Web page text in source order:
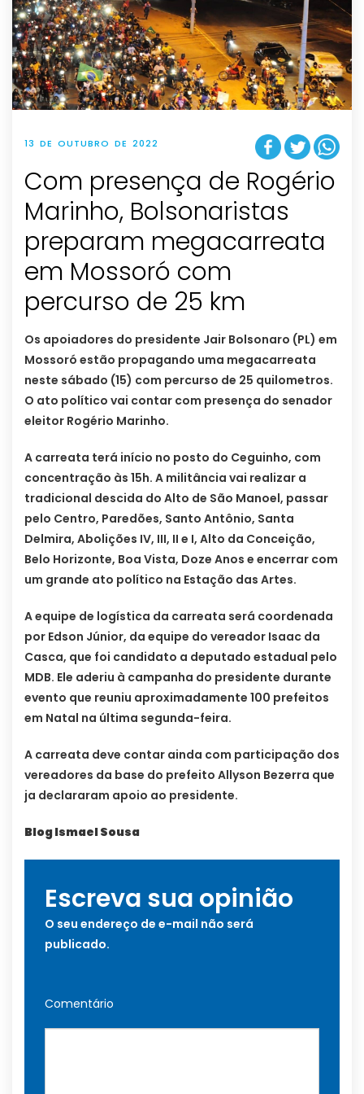
13 DE OUTUBRO DE 2022
Com presença de Rogério
Marinho, Bolsonaristas
preparam megacarreata
em Mossoró com
percurso de 25 km
Os apoiadores do presidente Jair Bolsonaro (PL) em
Mossoró estão propagando uma megacarreata
neste sábado (15) com percurso de 25 quilometros.
O ato político vai contar com presença do senador
eleitor Rogério Marinho.
A carreata terá início no posto do Ceguinho, com
concentração às 15h. A militância vai realizar a
tradicional descida do Alto de São Manoel, passar
pelo Centro, Paredões, Santo Antônio, Santa
Delmira, Abolições IV, III, II e I, Alto da Conceição,
Belo Horizonte, Boa Vista, Doze Anos e encerrar com
um grande ato político na Estação das Artes.
A equipe de logística da carreata será coordenada
por Edson Júnior, da equipe do vereador Isaac da
Casca, que foi candidato a deputado estadual pelo
MDB. Ele aderiu à campanha do presidente durante
evento que reuniu aproximadamente 100 prefeitos
em Natal na última segunda-feira.
A carreata deve contar ainda com participação dos
vereadores da base do prefeito Allyson Bezerra que
ja declararam apoio ao presidente.
Blog Ismael Sousa
Escreva sua opinião
O seu endereço de e-mail não será
publicado.
Comentário